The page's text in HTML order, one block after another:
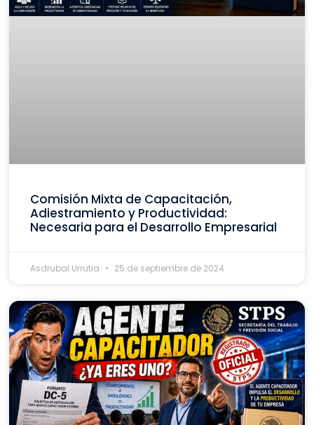
Comisión Mixta de Capacitación,
Adiestramiento y Productividad:
Necesaria para el Desarrollo Empresarial
Asdrubal Urrutia 25 de septiembre de 2024